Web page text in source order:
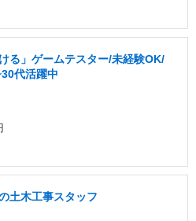
る」ゲームテスター/未経験OK/
代活躍中
土木工事スタッフ